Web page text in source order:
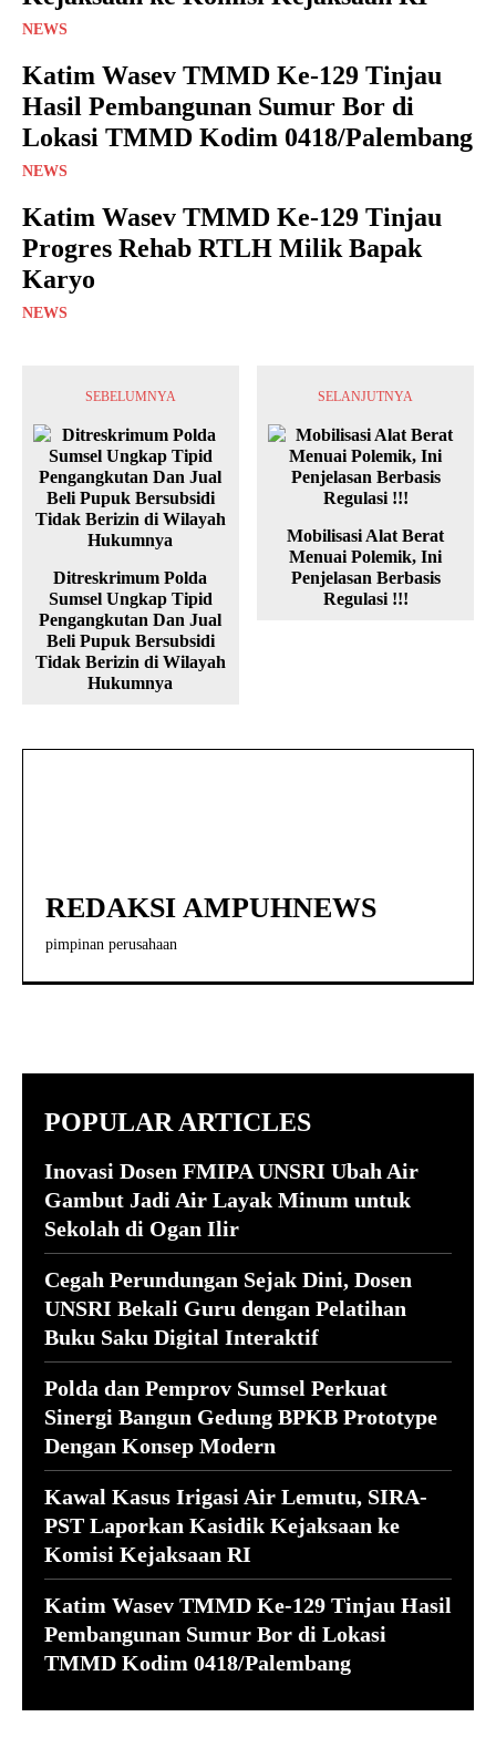
NEWS
Katim Wasev TMMD Ke-129 Tinjau
Hasil Pembangunan Sumur Bor di
Lokasi TMMD Kodim 0418/Palembang
NEWS
Katim Wasev TMMD Ke-129 Tinjau
Progres Rehab RTLH Milik Bapak
Karyo
NEWS
SEBELUMNYA
Ditreskrimum Polda
Sumsel Ungkap Tipid
Pengangkutan Dan Jual
Beli Pupuk Bersubsidi
Tidak Berizin di Wilayah
Hukumnya
SELANJUTNYA
Mobilisasi Alat Berat
Menuai Polemik, Ini
Penjelasan Berbasis
Regulasi !!!
REDAKSI AMPUHNEWS
pimpinan perusahaan
POPULAR ARTICLES
Inovasi Dosen FMIPA UNSRI Ubah Air
Gambut Jadi Air Layak Minum untuk
Sekolah di Ogan Ilir
Cegah Perundungan Sejak Dini, Dosen
UNSRI Bekali Guru dengan Pelatihan
Buku Saku Digital Interaktif
Polda dan Pemprov Sumsel Perkuat
Sinergi Bangun Gedung BPKB Prototype
Dengan Konsep Modern
Kawal Kasus Irigasi Air Lemutu, SIRA-
PST Laporkan Kasidik Kejaksaan ke
Komisi Kejaksaan RI
Katim Wasev TMMD Ke-129 Tinjau Hasil
Pembangunan Sumur Bor di Lokasi
TMMD Kodim 0418/Palembang